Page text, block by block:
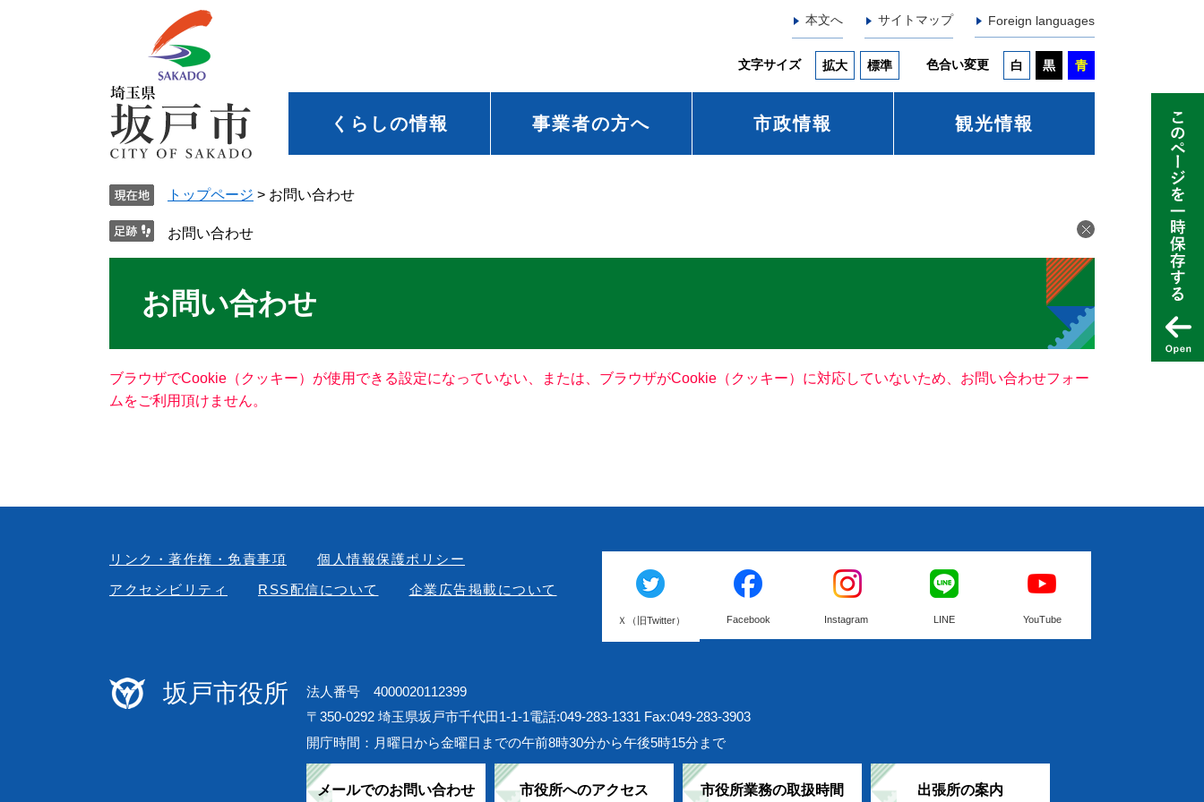
本文へ サイトマップ Foreign languages
文字サイズ 拡大 標準 色合い変更 白 黒 青
くらしの情報 事業者の方へ 市政情報 観光情報
トップページ > お問い合わせ
お問い合わせ
お問い合わせ
ブラウザでCookie（クッキー）が使用できる設定になっていない、または、ブラウザがCookie（クッキー）に対応していないため、お問い合わせフォー
ムをご利用頂けません。
リンク・著作権・免責事項
個人情報保護ポリシー
アクセシビリティ
RSS配信について 企業広告掲載について
Ｘ（旧Twitter） Facebook Instagram LINE YouTube
坂戸市役所
法人番号 4000020112399
〒350-0292 埼玉県坂戸市千代田1-1-1電話:049-283-1331 Fax:049-283-3903
開庁時間：月曜日から金曜日までの午前8時30分から午後5時15分まで
メールでのお問い合わせ 市役所へのアクセス 市役所業務の取扱時間 出張所の案内